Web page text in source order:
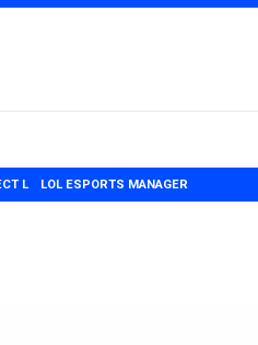
L LOL ESPORTS MANAGER